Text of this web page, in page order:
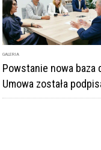
GALERIA
Powstanie nowa baza
Umowa została